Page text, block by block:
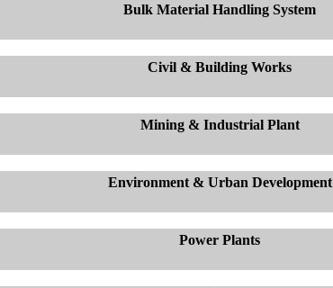
Bulk Material Handling System
Civil & Building Works
Mining & Industrial Plant
Environment & Urban Development
Power Plants